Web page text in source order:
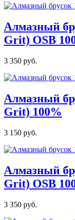
Алмазный
Grit) OSB
3 350 руб.
Алмазный
Grit) 100%
3 150 руб.
Алмазный
Grit) OSB
3 350 руб.